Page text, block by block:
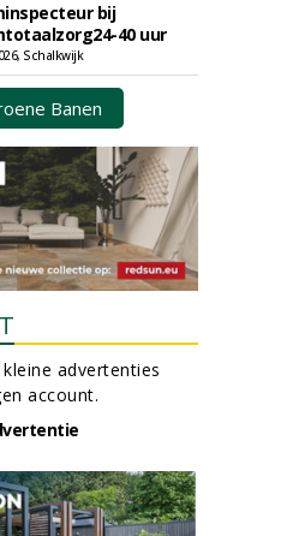
bij
40 uur
Schalkwijk
Banen
advertenties
account.